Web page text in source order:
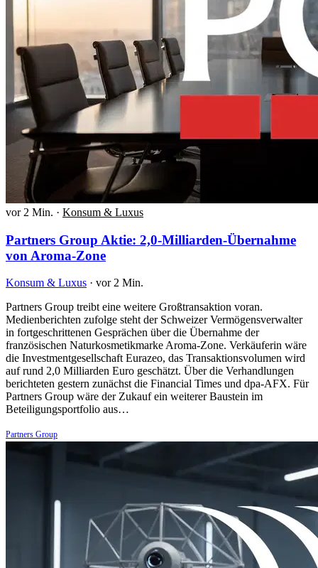
vor 2 Min. · Konsum & Luxus
Partners Group Aktie: 2,0-Milliarden-Übernahme
von Aroma-Zone
Konsum & Luxus · vor 2 Min.
Partners Group treibt eine weitere Großtransaktion voran.
Medienberichten zufolge steht der Schweizer Vermögensverwalter
in fortgeschrittenen Gesprächen über die Übernahme der
französischen Naturkosmetikmarke Aroma-Zone. Verkäuferin wäre
die Investmentgesellschaft Eurazeo, das Transaktionsvolumen wird
auf rund 2,0 Milliarden Euro geschätzt. Über die Verhandlungen
berichteten gestern zunächst die Financial Times und dpa-AFX. Für
Partners Group wäre der Zukauf ein weiterer Baustein im
Beteiligungsportfolio aus…
Partners Group